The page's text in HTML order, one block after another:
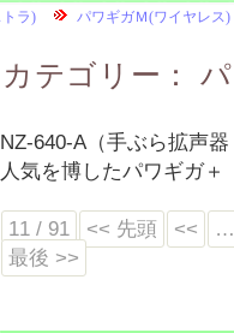
カテゴリー：
NZ-640-A（手ぶら拡声
人気を博したパワギガ＋
11 / 91 << 先頭 <<
最後 >>